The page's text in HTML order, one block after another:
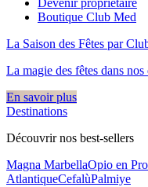
Devenir propriétaire
Boutique Club Med
La Saison des Fêtes par
La magie des fêtes dans
En savoir plus
Destinations
Découvrir nos best-sellers
Magna MarbellaOpio en
AtlantiqueCefalùPalmiye